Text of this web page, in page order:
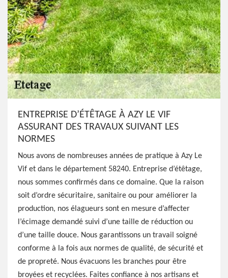
ENTREPRISE D’ÉTÊTAGE À AZY LE VIF
ASSURANT DES TRAVAUX SUIVANT LES
NORMES
Nous avons de nombreuses années de pratique à Azy Le
Vif et dans le département 58240. Entreprise d’étêtage,
nous sommes confirmés dans ce domaine. Que la raison
soit d’ordre sécuritaire, sanitaire ou pour améliorer la
production, nos élagueurs sont en mesure d’affecter
l’écimage demandé suivi d’une taille de réduction ou
d’une taille douce. Nous garantissons un travail soigné
conforme à la fois aux normes de qualité, de sécurité et
de propreté. Nous évacuons les branches pour être
broyées et recyclées. Faites confiance à nos artisans et